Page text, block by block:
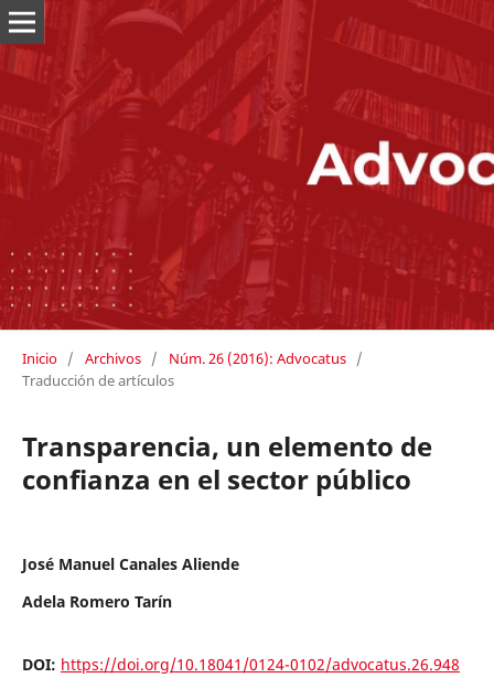
Inicio / Archivos / Núm. 26 (2016): Advocatus /
Traducción de artículos
Transparencia, un elemento de
confianza en el sector público
José Manuel Canales Aliende
Adela Romero Tarín
DOI: https://doi.org/10.18041/0124-0102/advocatus.26.948